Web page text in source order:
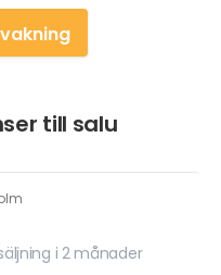
till salu
i 2 månader